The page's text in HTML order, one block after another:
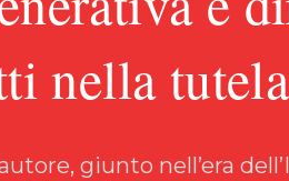
nella tutela
giunto nell’era